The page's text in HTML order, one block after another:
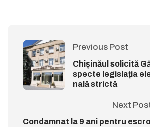
Previous Post
Chișinăul solicită
specte legislația
nală strictă
Next
Condamnat la 9 ani pentru